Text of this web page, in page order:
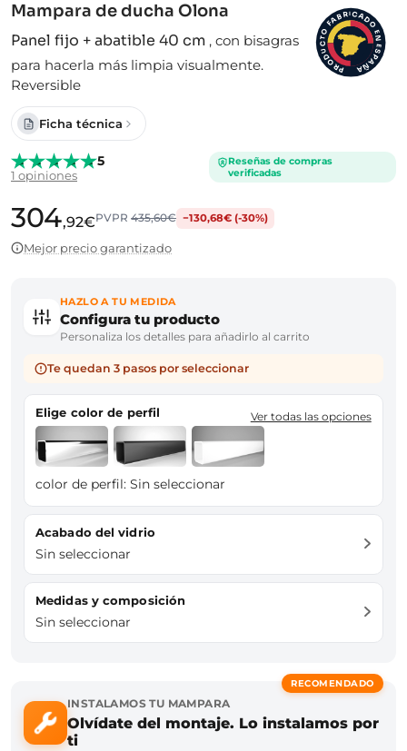
Mampara de ducha Olona
Panel fijo + abatible 40 cm , con bisagras
para hacerla más limpia visualmente.
Reversible
P
R
O
D
U
C
T
O
FABRICADO
E
N
E
S
P
A
Ñ
A
Ficha técnica
5
1 opiniones
Reseñas de compras
verificadas
304,92€PVPR435,60€ −130,68€ (-30%)
Mejor precio garantizado
HAZLO A TU MEDIDA
Configura tu producto
Personaliza los detalles para añadirlo al carrito
Te quedan 3 pasos por seleccionar
Elige color de perfil Ver todas las opciones
color de perfil: Sin seleccionar
Acabado del vidrio
Sin seleccionar
Medidas y composición
Sin seleccionar
RECOMENDADO
INSTALAMOS TU MAMPARA
Olvídate del montaje. Lo instalamos por
ti